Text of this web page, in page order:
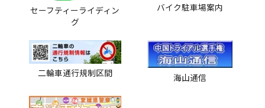
セーフティーライディン
グ
バイク駐車場案内
二輪車通行規制区間 海山通信